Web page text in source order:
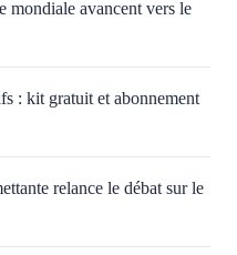
avancent vers le
: kit gratuit et abonnement
relance le débat sur le